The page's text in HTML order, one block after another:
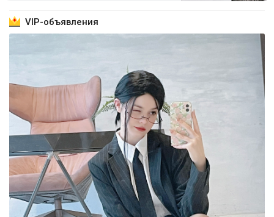
VIP-объявления